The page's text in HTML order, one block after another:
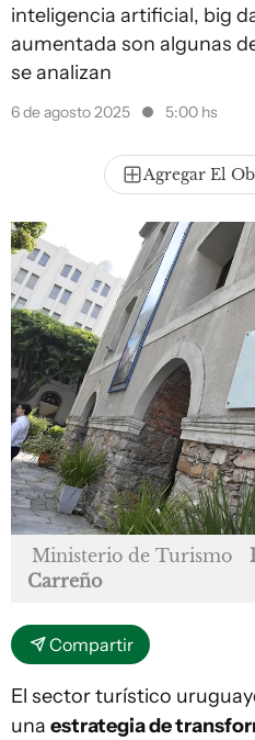
inteligencia artificial, big
aumentada son algunas
se analizan
6 de agosto 2025 5:00 hs
Agregar El
Ministerio de Turismo
Carreño
Compartir
El sector turístico
una estrategia de